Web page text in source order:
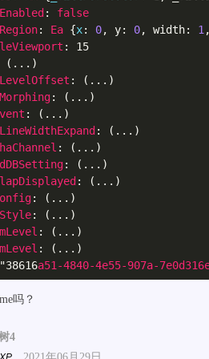
: false
: Ea {x: 0, y: 0, width: 1
a51-4840-4e55-907a-
吗？
4